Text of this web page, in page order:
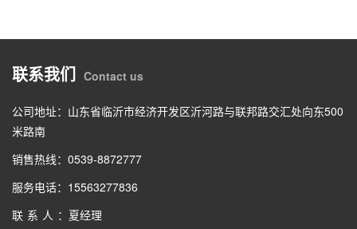
联系我们 Contact us
公司地址：山东省临沂市经济开发区沂河路与联邦路交汇处向东500
米路南
销售热线：0539-8872777
服务电话：15563277836
联系人 ：夏经理